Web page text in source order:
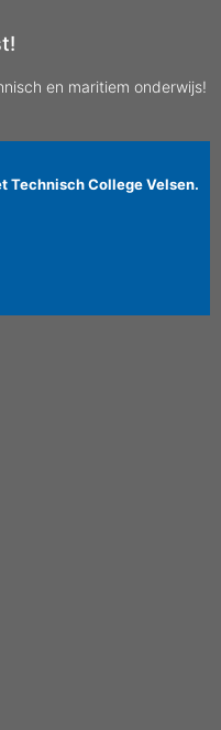
en maritiem onderwijs!
Technisch College Velsen.